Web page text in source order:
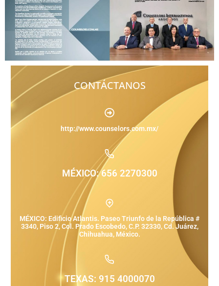
CONTÁCTANOS
http://www.counselors.com.mx/
MÉXICO: 656 2270300
MÉXICO: Edificio Atlantis. Paseo Triunfo de la República #
3340, Piso 2, Col. Prado Escobedo, C.P. 32330, Cd. Juárez,
Chihuahua, México.
TEXAS: 915 4000070